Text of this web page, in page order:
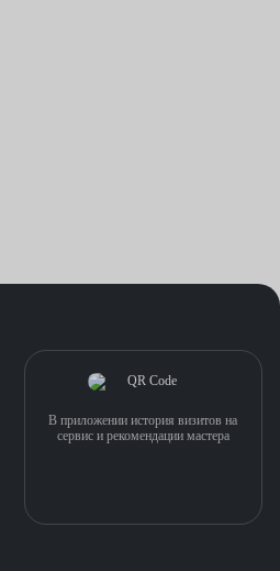
В приложении история визитов на
сервис и рекомендации мастера